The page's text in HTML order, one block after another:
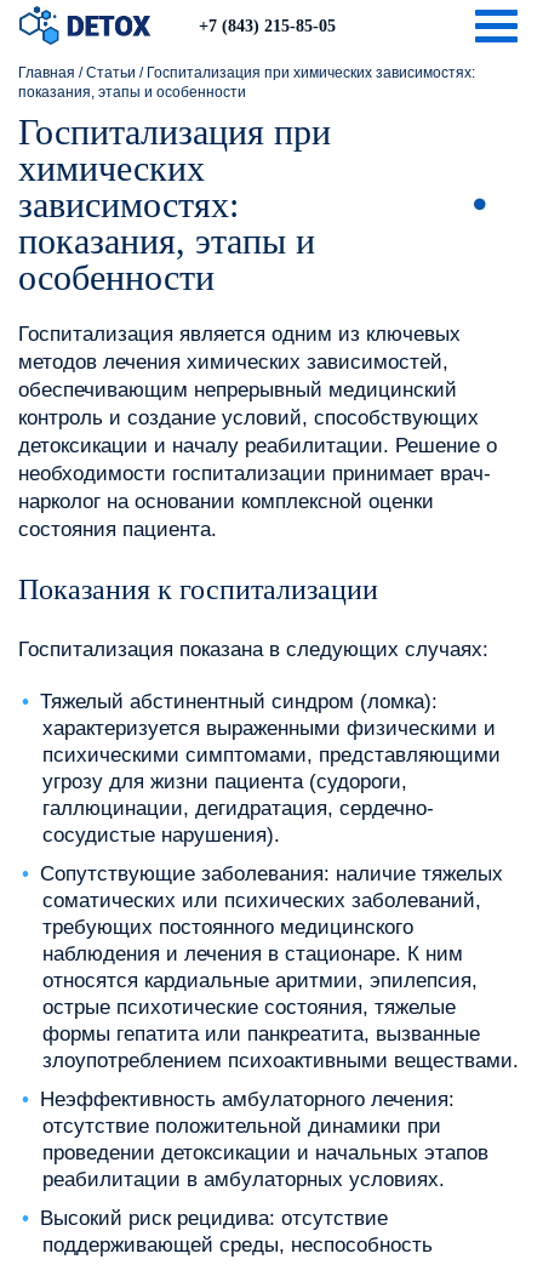
+7 (843) 215-85-05
Главная /Статьи / Госпитализация при химических зависимостях:
показания, этапы и особенности
Госпитализация при
химических
зависимостях:
показания, этапы и
особенности
Госпитализация является одним из ключевых
методов лечения химических зависимостей,
обеспечивающим непрерывный медицинский
контроль и создание условий, способствующих
детоксикации и началу реабилитации. Решение о
необходимости госпитализации принимает врач-
нарколог на основании комплексной оценки
состояния пациента.
Показания к госпитализации
Госпитализация показана в следующих случаях:
Тяжелый абстинентный синдром (ломка):
характеризуется выраженными физическими и
психическими симптомами, представляющими
угрозу для жизни пациента (судороги,
галлюцинации, дегидратация, сердечно-
сосудистые нарушения).
Сопутствующие заболевания: наличие тяжелых
соматических или психических заболеваний,
требующих постоянного медицинского
наблюдения и лечения в стационаре. К ним
относятся кардиальные аритмии, эпилепсия,
острые психотические состояния, тяжелые
формы гепатита или панкреатита, вызванные
злоупотреблением психоактивными веществами.
Неэффективность амбулаторного лечения:
отсутствие положительной динамики при
проведении детоксикации и начальных этапов
реабилитации в амбулаторных условиях.
Высокий риск рецидива: отсутствие
поддерживающей среды, неспособность